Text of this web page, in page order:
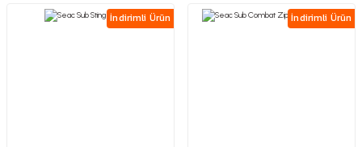
İndirimli Ürün İndirimli Ürün